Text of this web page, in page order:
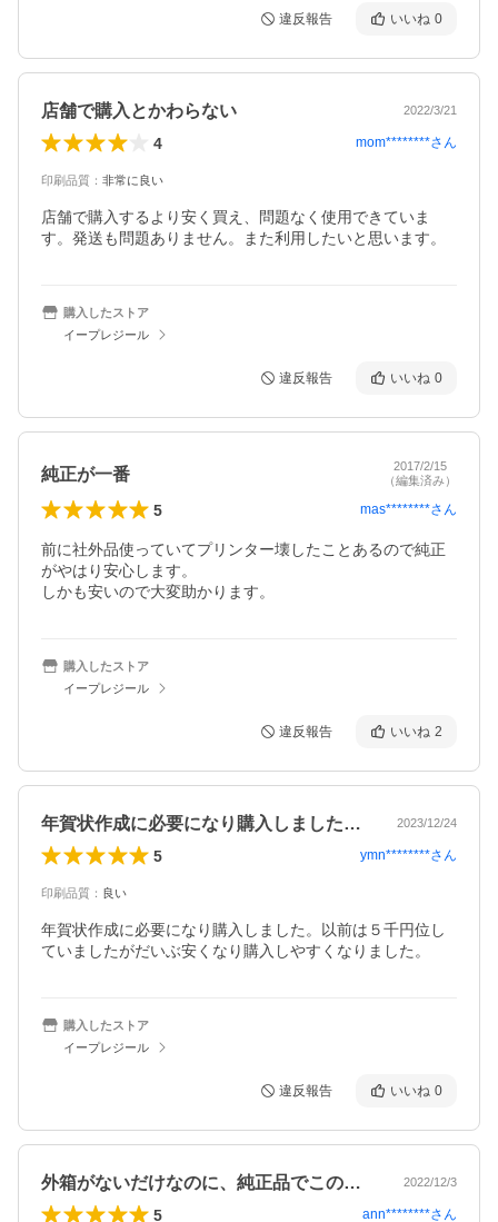
違反報告 いいね 0
店舗で購入とかわらない 2022/3/21
4 mom********さん
印刷品質 ： 非常に良い
店舗で購入するより安く買え、問題なく使用できていま
す。発送も問題ありません。また利用したいと思います。
購入したストア
イープレジール
違反報告 いいね 0
純正が一番
2017/2/15
（編集済み）
5 mas********さん
前に社外品使っていてプリンター壊したことあるので純正
がやはり安心します。
しかも安いので大変助かります。
購入したストア
イープレジール
違反報告 いいね 2
年賀状作成に必要になり購入しました。以… 2023/12/24
5 ymn********さん
印刷品質 ： 良い
年賀状作成に必要になり購入しました。以前は５千円位し
ていましたがだいぶ安くなり購入しやすくなりました。
購入したストア
イープレジール
違反報告 いいね 0
外箱がないだけなのに、純正品でこの安さ… 2022/12/3
5 ann********さん